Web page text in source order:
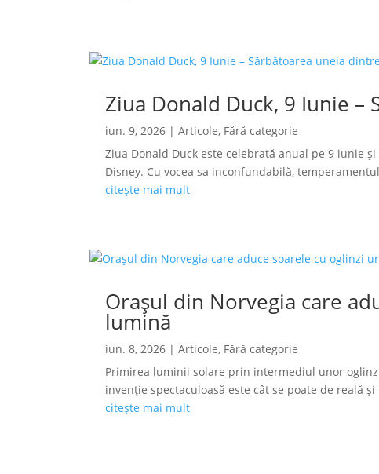
Ziua Donald Duck, 9 Iunie
iun. 9, 2026 |Articole, Fără categorie
Ziua Donald Duck este celebrată anual pe 9 iunie
Disney. Cu vocea sa inconfundabilă,
citește mai mult
Orașul din Norvegia care
lumină
iun. 8, 2026 |Articole, Fără categorie
Primirea luminii solare prin intermediul unor
invenție spectaculoasă este cât se poate de reală
citește mai mult